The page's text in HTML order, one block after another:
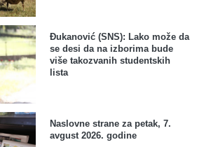
Đukanović (SNS): Lako može da
se desi da na izborima bude
više takozvanih studentskih
lista
Naslovne strane za petak, 7.
avgust 2026. godine